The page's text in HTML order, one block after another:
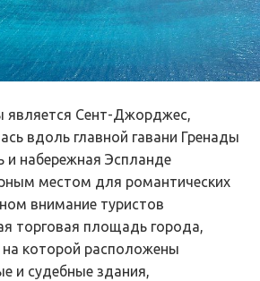
является Сент-Джорджес,
вдоль главной гавани Гренады
и набережная Эспланде
местом для романтических
внимание туристов
торговая площадь города,
которой расположены
и судебные здания,